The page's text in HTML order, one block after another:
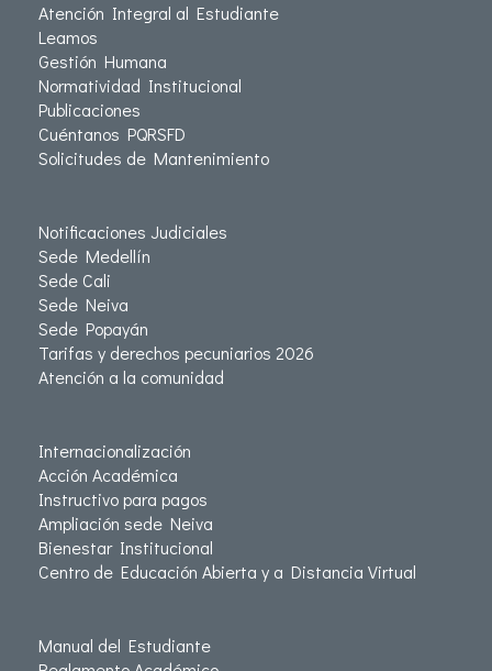
Atención Integral al Estudiante
Leamos
Gestión Humana
Normatividad Institucional
Publicaciones
Cuéntanos PQRSFD
Solicitudes de Mantenimiento
Notificaciones Judiciales
Sede Medellín
Sede Cali
Sede Neiva
Sede Popayán
Tarifas y derechos pecuniarios 2026
Atención a la comunidad
Internacionalización
Acción Académica
Instructivo para pagos
Ampliación sede Neiva
Bienestar Institucional
Centro de Educación Abierta y a Distancia Virtual
Manual del Estudiante